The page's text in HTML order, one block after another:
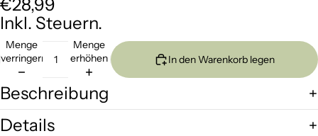
öffnen
öffnen
öffnen
öffnen
öffnen
öffnen
€28,99
Inkl. Steuern.
Menge
verringern
Menge
erhöhen
In den Warenkorb legen
Beschreibung
Details